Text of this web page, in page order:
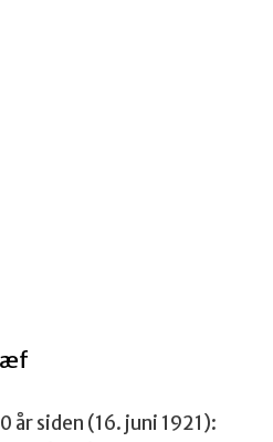
år siden (16. juni 1921):